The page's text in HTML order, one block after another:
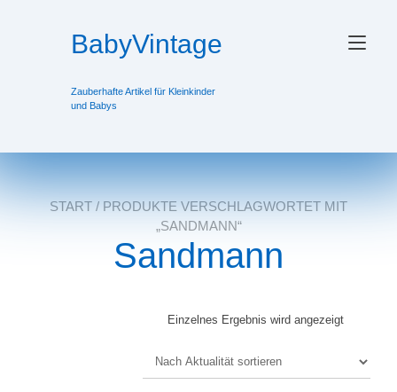
BabyVintage
Zauberhafte Artikel für Kleinkinder
und Babys
START / PRODUKTE VERSCHLAGWORTET MIT
„SANDMANN“
Sandmann
Einzelnes Ergebnis wird angezeigt